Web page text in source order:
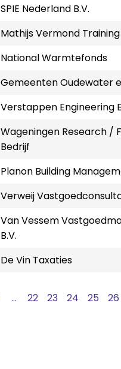
SPIE Nederland B.V.
Mathijs Vermond
National Warmtefonds
Gemeenten Oudewater
Verstappen Engineering
Wageningen Research /
Bedrijf
Planon Building
Verweij
Van Vessem
B.V.
De Vin Taxaties
... 22 23 24 25 26